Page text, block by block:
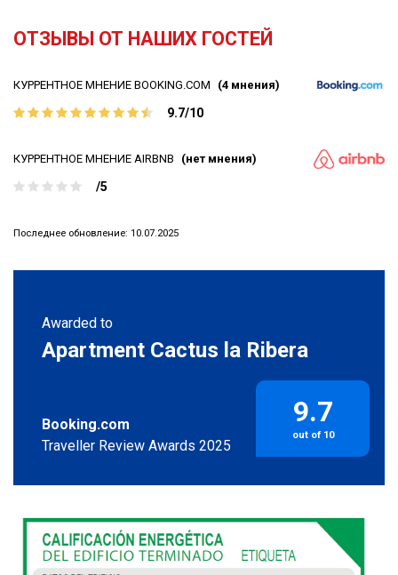
OТЗЫВЫ ОТ НАШИХ ГОСТЕЙ
КУРРЕНТНОЕ МНЕНИЕ BOOKING.COM (4 мнения)
9.7/10
КУРРЕНТНОЕ МНЕНИЕ AIRBNB (нет мнения)
/5
Последнее обновление: 10.07.2025
Awarded to
Apartment Cactus la Ribera
Booking.com
Traveller Review Awards 2025
9.7
out of 10